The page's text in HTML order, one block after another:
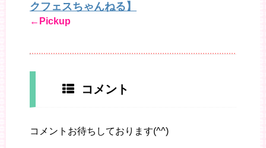
クフェスちゃんねる】
←Pickup
コメント
コメントお待ちしております(^^)